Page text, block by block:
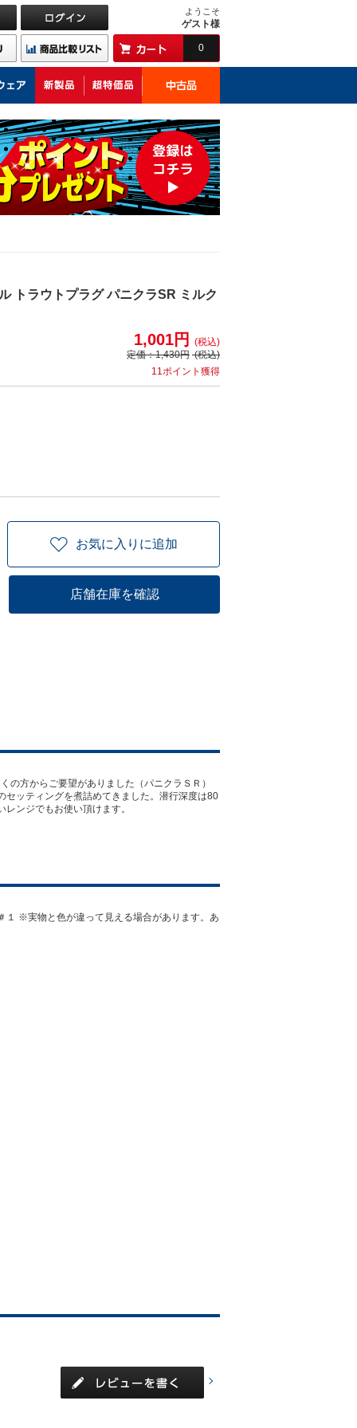
ようこそ
ゲスト様
0
トラウトプラグ パニクラSR ミルク
1,001円
(税込)
定価：1,430円 (税込)
11ポイント獲得
お気に入りに追加
店舗在庫を確認
方からご要望がありました（パニクラＳＲ）
セッティングを煮詰めてきました。潜行深度は80
ンジでもお使い頂けます。
※実物と色が違って見える場合があります。あ